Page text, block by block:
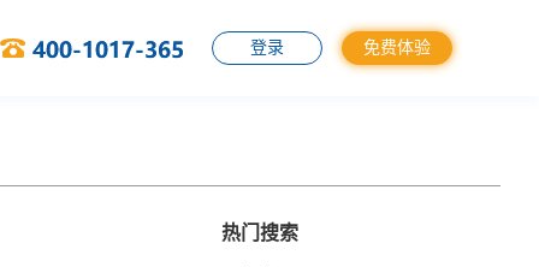
登录 免费体验
热门搜索